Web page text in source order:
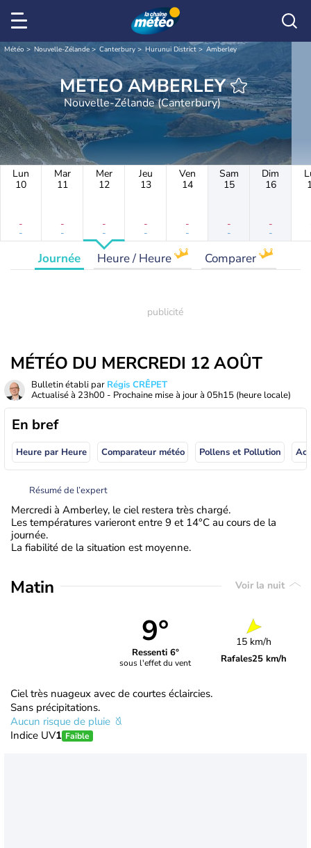
Météo Nouvelle-Zélande Canterbury Hurunui District Amberley
METEO AMBERLEY
Nouvelle-Zélande (Canterbury)
Lun
10
-
-
Mar
11
-
-
Mer
12
-
-
Jeu
13
-
-
Ven
14
-
-
Sam
15
-
-
Dim
16
-
-
Journée Heure / Heure Comparer
MÉTÉO DU MERCREDI 12 AOÛT
Bulletin établi par Régis CRÊPET
Actualisé à 23h00 - Prochaine mise à jour à 05h15 (heure locale)
En bref
Heure par Heure Comparateur météo Pollens et Pollution
Résumé de l’expert
Mercredi à Amberley, le ciel restera très chargé.
Les températures varieront entre 9 et 14°C au cours de la
journée.
La fiabilité de la situation est moyenne.
Matin Voir la nuit
9°
Ressenti 6°
sous l'effet du vent
15 km/h
Rafales25 km/h
Ciel très nuageux avec de courtes éclaircies.
Sans précipitations.
Aucun risque de pluie
Indice UV1 Faible